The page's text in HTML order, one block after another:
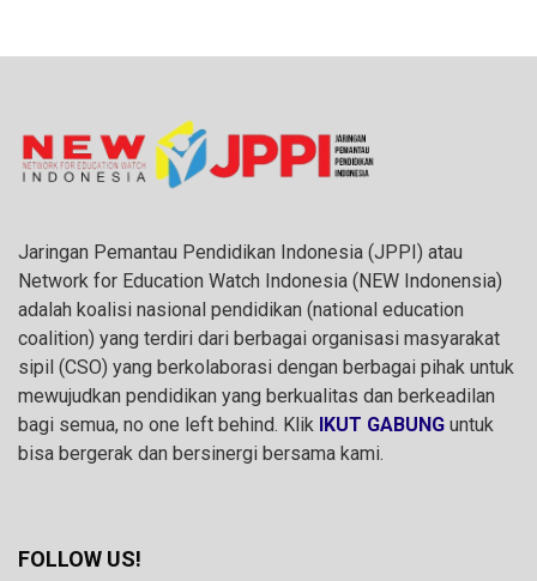
Jaringan Pemantau Pendidikan Indonesia (JPPI) atau
Network for Education Watch Indonesia (NEW Indonensia)
adalah koalisi nasional pendidikan (national education
coalition) yang terdiri dari berbagai organisasi masyarakat
sipil (CSO) yang berkolaborasi dengan berbagai pihak untuk
mewujudkan pendidikan yang berkualitas dan berkeadilan
bagi semua, no one left behind. Klik IKUT GABUNG untuk
bisa bergerak dan bersinergi bersama kami.
FOLLOW US!